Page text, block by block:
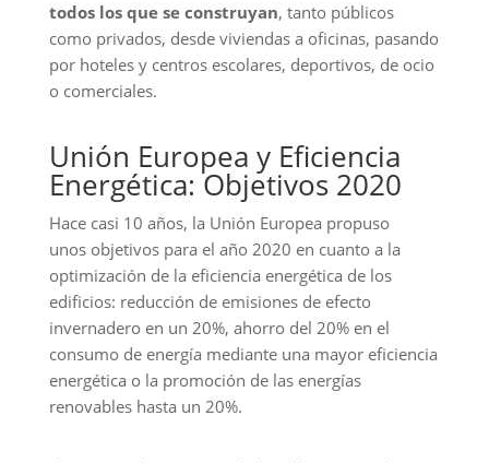
todos los que se construyan, tanto públicos
como privados, desde viviendas a oficinas, pasando
por hoteles y centros escolares, deportivos, de ocio
o comerciales.
Unión Europea y Eficiencia
Energética: Objetivos 2020
Hace casi 10 años, la Unión Europea propuso
unos objetivos para el año 2020 en cuanto a la
optimización de la eficiencia energética de los
edificios: reducción de emisiones de efecto
invernadero en un 20%, ahorro del 20% en el
consumo de energía mediante una mayor eficiencia
energética o la promoción de las energías
renovables hasta un 20%.